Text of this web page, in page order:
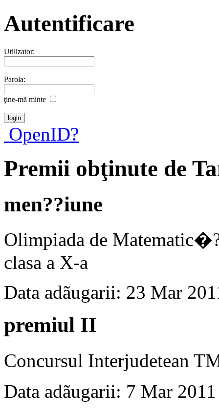
Autentificare
Utilizator:
Parola:
ţine-mã minte
OpenID?
Premii obţinute de
men??iune
Olimpiada de
clasa a X-a
Data adãugarii: 23 Mar
premiul II
Concursul Interjudetean
Data adãugarii: 7 Mar 2011